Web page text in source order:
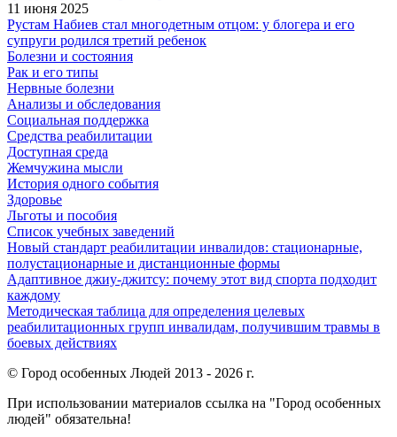
11 июня 2025
Рустам Набиев стал многодетным отцом: у блогера и его
супруги родился третий ребенок
Болезни и состояния
Рак и его типы
Нервные болезни
Анализы и обследования
Социальная поддержка
Средства реабилитации
Доступная среда
Жемчужина мысли
История одного события
Здоровье
Льготы и пособия
Список учебных заведений
Новый стандарт реабилитации инвалидов: стационарные,
полустационарные и дистанционные формы
Адаптивное джиу-джитсу: почему этот вид спорта подходит
каждому
Методическая таблица для определения целевых
реабилитационных групп инвалидам, получившим травмы в
боевых действиях
© Город особенных Людей 2013 - 2026 г.
При использовании материалов ссылка на "Город особенных
людей" обязательна!